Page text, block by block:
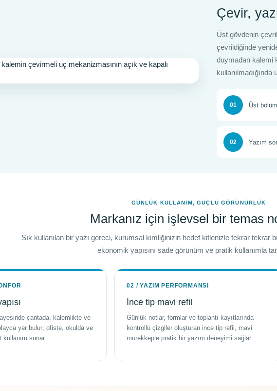
Çevir,
Üst gövdenin
çevrildiğinde
duymadan kalemi
01 Üst
02 Yazım
GÜNLÜK KULLANIM, GÜÇLÜ GÖRÜNÜRLÜK
Markanız için işlevsel bir temas
Sık kullanılan bir yazı gereci, kurumsal kimliğinizin hedef kitlenizle tekrar tekrar
ekonomik yapısını sade görünüm ve pratik kullanımla
çantada, kalemlikte ve
yer bulur; ofiste, okulda ve
kullanım sunar.
02 / YAZIM PERFORMANSI
İnce tip mavi refil
Günlük notlar, formlar ve toplantı kayıtlarında
kontrollü çizgiler oluşturan ince tip refil, mavi
mürekkeple pratik bir yazım deneyimi sağlar.